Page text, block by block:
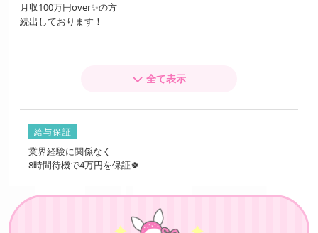
月収100万円over✨の方
続出しております！
稼いでいただける環境です🍀
60分コース 10,000円
120分コース 20,000円
全て表示
給与保証
業界経験に関係なく
8時間待機で4万円を保証🍀